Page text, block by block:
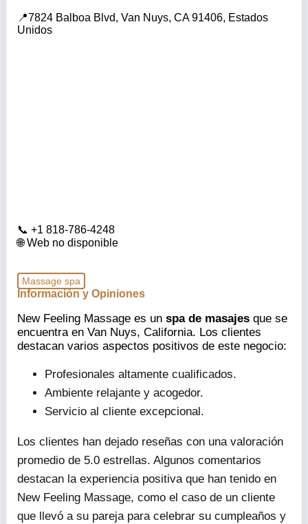
+1 818-786-4248
Web no disponible
7824 Balboa Blvd, Van Nuys, CA 91406, Estados
Unidos
Massage spa
Información y Opiniones
New Feeling Massage es un spa de masajes que se
encuentra en Van Nuys, California. Los clientes
destacan varios aspectos positivos de este negocio:
Profesionales altamente cualificados.
Ambiente relajante y acogedor.
Servicio al cliente excepcional.
Los clientes han dejado reseñas con una valoración
promedio de 5.0 estrellas. Algunos comentarios
destacan la experiencia positiva que han tenido en
New Feeling Massage, como el caso de un cliente
que llevó a su pareja para celebrar su cumpleaños y